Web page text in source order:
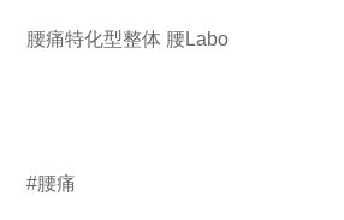
腰痛特化型整体 腰Labo
#腰痛